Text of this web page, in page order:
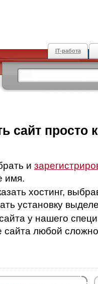
IT-работа
сайт просто
и
имя.
хостинг,
установку
у нашего
сайта любой